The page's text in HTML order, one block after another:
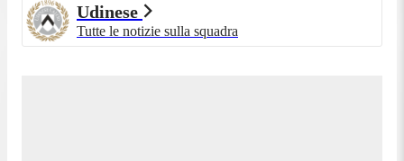
Udinese
Tutte le notizie sulla squadra